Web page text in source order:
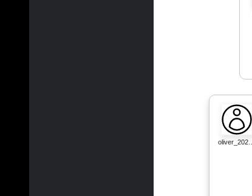
oliver_202…